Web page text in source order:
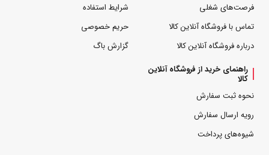
فرصت‌های شغلی
تماس با فروشگاه آنلاین کالا
درباره فروشگاه آنلاین کالا
شرایط استفاده
حریم خصوصی
گزارش باگ
راهنمای خرید از فروشگاه آنلاین
کالا
نحوه ثبت سفارش
رویه ارسال سفارش
شیوه‌های پرداخت